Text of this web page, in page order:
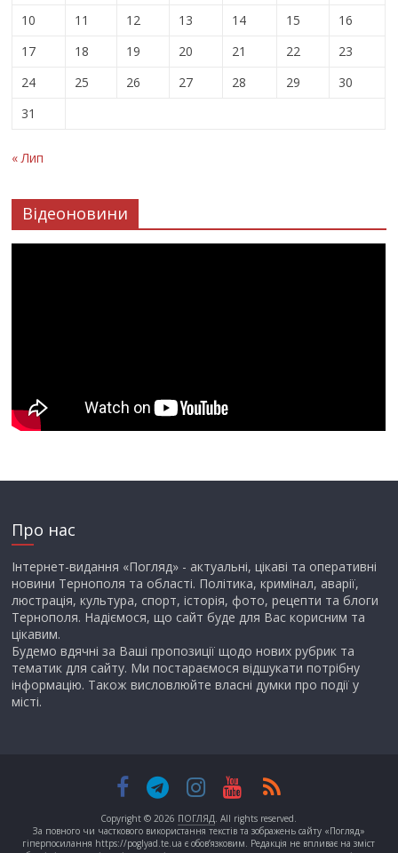
10
11 12 13 14 15
16
17
18 19 20 21 22
23
24
25 26 27 28 29
30
31
« Лип
Відеоновини
Про нас
Інтернет-видання «Погляд» - актуальні, цікаві та оперативні
новини Тернополя та області. Політика, кримінал, аварії,
люстрація, культура, спорт, історія, фото, рецепти та блоги
Тернополя. Надіємося, що сайт буде для Вас корисним та
цікавим.
Будемо вдячні за Ваші пропозиції щодо нових рубрик та
тематик для сайту. Ми постараємося відшукати потрібну
інформацію. Також висловлюйте власні думки про події у
місті.
Copyright © 2026 ПОГЛЯД. All rights reserved.
За повного чи часткового використання текстів та зображень сайту «Погляд»
гіперпосилання https://poglyad.te.ua є обов’язковим. Редакція не впливає на зміст